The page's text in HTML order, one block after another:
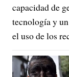
capacidad de
tecnología y
el uso de los